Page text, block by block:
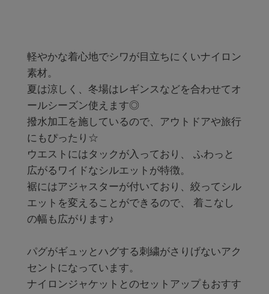
軽やかな着心地でシワが目立ちにくいナイロン
素材。
夏は涼しく、冬場はレギンスなどを合わせてオ
ールシーズン使えます◎
撥水加工を施しているので、アウトドアや旅行
にもぴったり☆
ウエストにはタックが入っており、 ふわっと
広がるワイドなシルエットが特徴。
裾にはアジャスターが付いており、絞ってシル
エットを変えることができるので、 着こなし
の幅も広がります♪
パグがギュッとハグする刺繍がさりげないアク
セントになっています。
ナイロンジャケットとのセットアップもおすす